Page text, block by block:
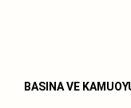
BASINA VE